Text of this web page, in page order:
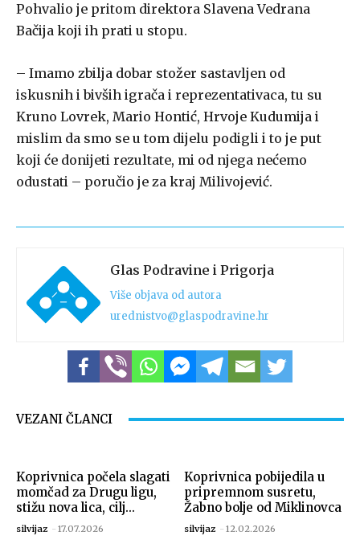
Pohvalio je pritom direktora Slavena Vedrana
Bačija koji ih prati u stopu.
– Imamo zbilja dobar stožer sastavljen od
iskusnih i bivših igrača i reprezentativaca, tu su
Kruno Lovrek, Mario Hontić, Hrvoje Kudumija i
mislim da smo se u tom dijelu podigli i to je put
koji će donijeti rezultate, mi od njega nećemo
odustati – poručio je za kraj Milivojević.
Glas Podravine i Prigorja
Više objava od autora
urednistvo@glaspodravine.hr
VEZANI ČLANCI
Koprivnica počela slagati
momčad za Drugu ligu,
stižu nova lica, cilj...
silvijaz - 17.07.2026
Koprivnica pobijedila u
pripremnom susretu,
Žabno bolje od Miklinovca
silvijaz - 12.02.2026